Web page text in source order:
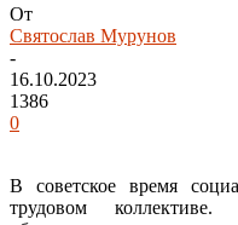
От
Святослав Мурунов
-
16.10.2023
1386
0
В советское время
трудовом